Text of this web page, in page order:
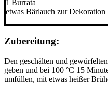
1 Burrata
etwas Bärlauch zur Dekoration
Zubereitung:
Den geschälten und
geben und bei 100 °C 15
umfüllen, mit etwas heißer